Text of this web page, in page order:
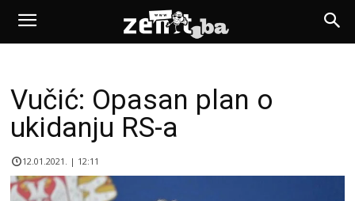
Vučić: Opasan plan o
ukidanju RS-a
12.01.2021. | 12:11